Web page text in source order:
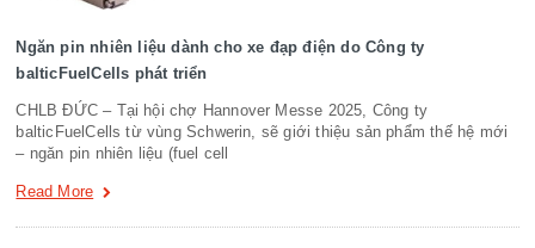
Ngăn pin nhiên liệu dành cho xe đạp điện do Công ty
balticFuelCells phát triển
CHLB ĐỨC – Tại hội chợ Hannover Messe 2025, Công ty
balticFuelCells từ vùng Schwerin, sẽ giới thiệu sản phẩm thế hệ mới
– ngăn pin nhiên liệu (fuel cell
Read More